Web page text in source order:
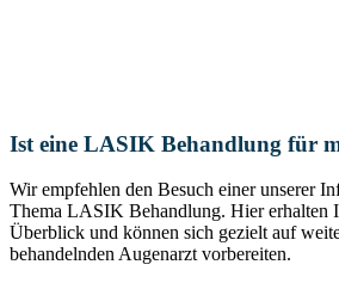
Ist eine LASIK Behandlung für
Wir empfehlen den Besuch einer unserer
Thema LASIK Behandlung. Hier erhalten
Überblick und können sich gezielt auf
behandelnden Augenarzt vorbereiten.